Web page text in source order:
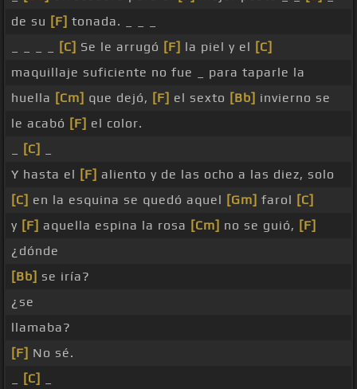
de su [F] tonada. _ _ _
[C] Se le arrugó [F] la piel y el [C]
maquillaje suficiente no fue _ para taparle la
huella [Cm] que dejó, [F] el sexto [Bb] invierno se
le acabó [F] el color.
[C]
Y hasta el [F] aliento y de las ocho a las diez, solo
[C] en la esquina se quedó aquel [Gm] farol [C]
y [F] aquella espina la rosa [Cm] no se guió, [F]
¿dónde
[Bb] se iría?
¿se
llamaba?
[F] No sé.
[C]